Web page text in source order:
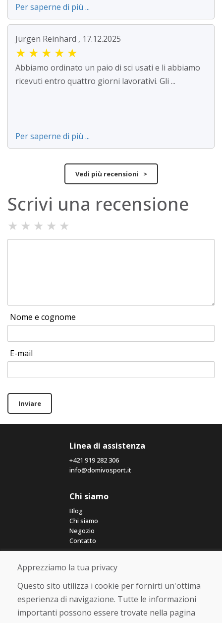
Per saperne di più ...
Jürgen Reinhard , 17.12.2025
★ ★ ★ ★ ★
Abbiamo ordinato un paio di sci usati e li abbiamo
ricevuti entro quattro giorni lavorativi. Gli ...
Per saperne di più ...
Vedi più recensioni >
Scrivi una recensione
★ ★ ★ ★ ★
Nome e cognome
E-mail
Inviare
Linea di assistenza
+421 919 282 306
info@domivosport.it
Chi siamo
Blog
Chi siamo
Negozio
Contatto
Acquistare
Negozio online
Termini e condizioni commerciali
Spedizione e pagamento
Rimostranza
Apprezziamo la tua privacy
Questo sito utilizza i cookie per fornirti un'ottima
esperienza di navigazione. Tutte le informazioni
importanti possono essere trovate nella pagina